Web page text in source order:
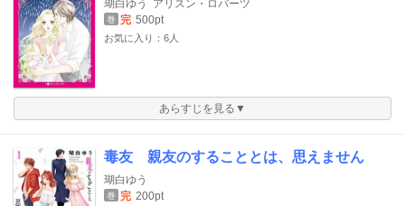
瑚白ゆう アリスン・ロバーツ
巻 完 500pt
お気に入り：6人
あらすじを見る▼
毒友 親友のすることとは、思えません
瑚白ゆう
巻 完 200pt